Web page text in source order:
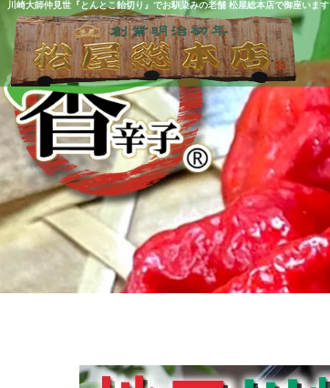
川崎大師仲見世『とんとこ飴切り』でお馴染みの老舗 松屋総本店で御座います